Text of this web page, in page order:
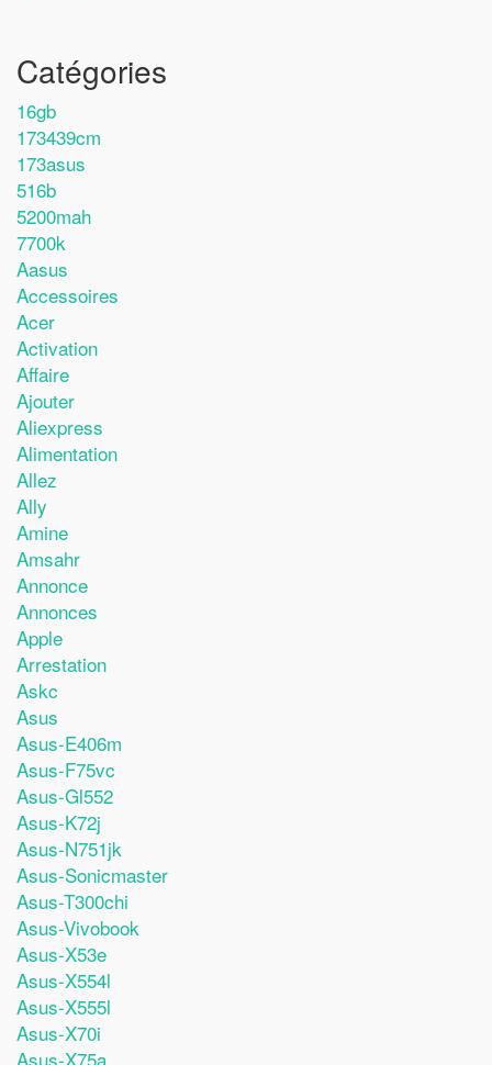
Catégories
16gb
173439cm
173asus
516b
5200mah
7700k
Aasus
Accessoires
Acer
Activation
Affaire
Ajouter
Aliexpress
Alimentation
Allez
Ally
Amine
Amsahr
Annonce
Annonces
Apple
Arrestation
Askc
Asus
Asus-E406m
Asus-F75vc
Asus-Gl552
Asus-K72j
Asus-N751jk
Asus-Sonicmaster
Asus-T300chi
Asus-Vivobook
Asus-X53e
Asus-X554l
Asus-X555l
Asus-X70i
Asus-X75a